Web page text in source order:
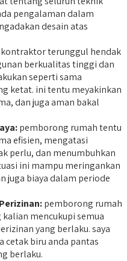
pengalaman dalam
desain atas
kontraktor terunggul hendak
berkualitas tinggi dan
seperti sama
ketat. ini tentu meyakinkan
dan juga aman bakal
pemborong rumah tentu
efisien, mengatasi
perlu, dan menumbuhkan
ini mampu meringankan
juga biaya dalam periode
pemborong rumah
mencukupi semua
yang berlaku. saya
cetak biru anda pantas
berlaku.